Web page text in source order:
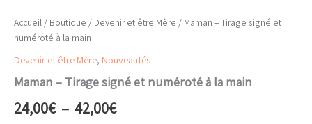
Accueil / Boutique / Devenir et être Mère / Maman – Tirage signé et
numéroté à la main
Devenir et être Mère, Nouveautés
Maman – Tirage signé et numéroté à la main
24,00€ – 42,00€Plage